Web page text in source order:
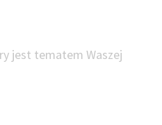
jest tematem Waszej